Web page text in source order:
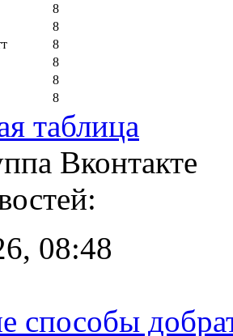
8
8
8
8
8
8
таблица
Вконтакте
08:48
способы